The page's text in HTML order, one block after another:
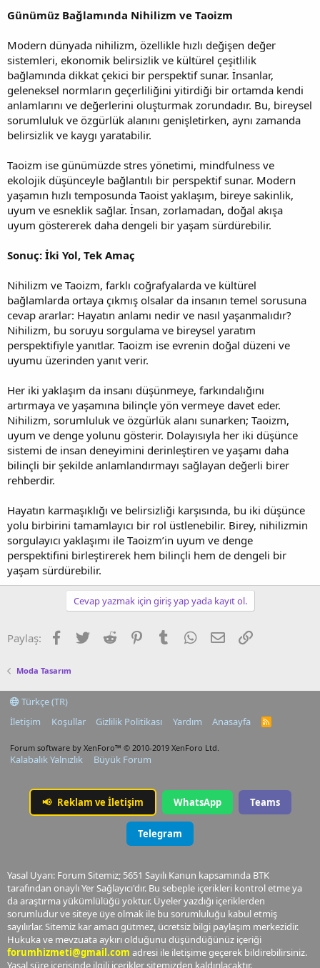
Günümüz Bağlamında Nihilizm ve Taoizm
Modern dünyada nihilizm, özellikle hızlı değişen değer
sistemleri, ekonomik belirsizlik ve kültürel çeşitlilik
bağlamında dikkat çekici bir perspektif sunar. İnsanlar,
geleneksel normların geçerliliğini yitirdiği bir ortamda kendi
anlamlarını ve değerlerini oluşturmak zorundadır. Bu, bireysel
sorumluluk ve özgürlük alanını genişletirken, aynı zamanda
belirsizlik ve kaygı yaratabilir.
Taoizm ise günümüzde stres yönetimi, mindfulness ve
ekolojik düşünceyle bağlantılı bir perspektif sunar. Modern
yaşamın hızlı temposunda Taoist yaklaşım, bireye sakinlik,
uyum ve esneklik sağlar. İnsan, zorlamadan, doğal akışa
uyum göstererek daha dengeli bir yaşam sürdürebilir.
Sonuç: İki Yol, Tek Amaç
Nihilizm ve Taoizm, farklı coğrafyalarda ve kültürel
bağlamlarda ortaya çıkmış olsalar da insanın temel sorusuna
cevap ararlar: Hayatın anlamı nedir ve nasıl yaşanmalıdır?
Nihilizm, bu soruyu sorgulama ve bireysel yaratım
perspektifiyle yanıtlar. Taoizm ise evrenin doğal düzeni ve
uyumu üzerinden yanıt verir.
Her iki yaklaşım da insanı düşünmeye, farkındalığını
artırmaya ve yaşamına bilinçle yön vermeye davet eder.
Nihilizm, sorumluluk ve özgürlük alanı sunarken; Taoizm,
uyum ve denge yolunu gösterir. Dolayısıyla her iki düşünce
sistemi de insan deneyimini derinleştiren ve yaşamı daha
bilinçli bir şekilde anlamlandırmayı sağlayan değerli birer
rehberdir.
Hayatın karmaşıklığı ve belirsizliği karşısında, bu iki düşünce
yolu birbirini tamamlayıcı bir rol üstlenebilir. Birey, nihilizmin
sorgulayıcı yaklaşımı ile Taoizm’in uyum ve denge
perspektifini birleştirerek hem bilinçli hem de dengeli bir
yaşam sürdürebilir.
Cevap yazmak için giriş yap yada kayıt ol.
Paylaş: Facebook
TwitterReddit PinterestTumblrWhatsApp
E-postaLink
Moda Tasarım
Türkçe (TR)
İletişim
Koşullar Gizlilik Politikası Yardım Anasayfa
R
Forum software by XenForo™ © 2010-2019 XenForo Ltd.
Kalabalık Yalnızlık Büyük Forum
📢 Reklam ve İletişim WhatsApp Teams
Telegram
Yasal Uyarı: Forum Sitemiz; 5651 Sayılı Kanun kapsamında BTK
tarafından onaylı Yer Sağlayıcı'dır. Bu sebeple içerikleri kontrol etme ya
da araştırma yükümlülüğü yoktur. Üyeler yazdığı içeriklerden
sorumludur ve siteye üye olmak ile bu sorumluluğu kabul etmiş
sayılırlar. Sitemiz kar amacı gütmez, ücretsiz bilgi paylaşım merkezidir.
Hukuka ve mevzuata aykırı olduğunu düşündüğünüz içeriği
forumhizmeti@gmail.com adresi ile iletişime geçerek bildirebilirsiniz.
Yasal süre içerisinde ilgili içerikler sitemizden kaldırılacaktır.